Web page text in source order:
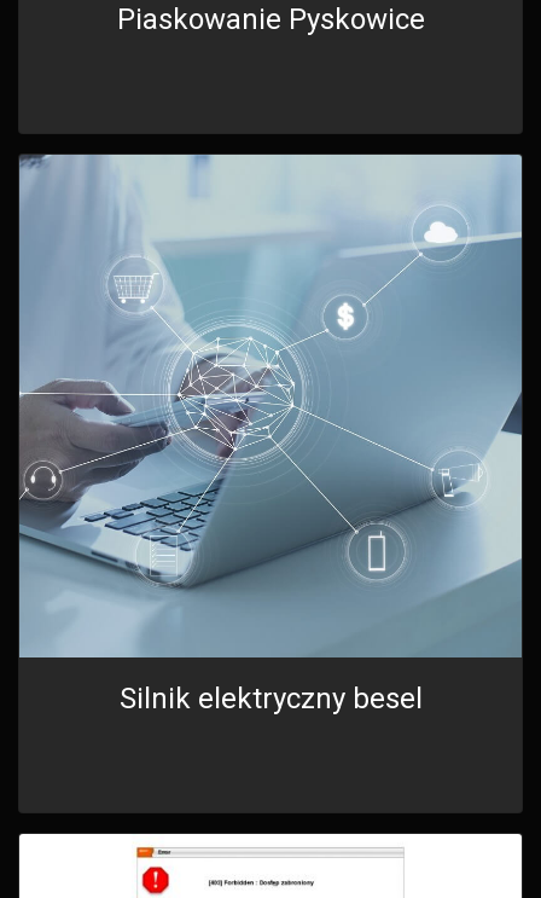
Piaskowanie Pyskowice
Silnik elektryczny besel